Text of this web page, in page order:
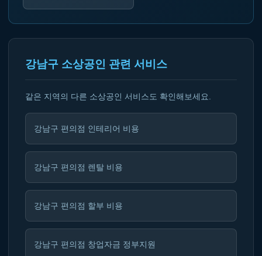
강남구 소상공인 관련 서비스
같은 지역의 다른 소상공인 서비스도 확인해보세요.
강남구 편의점 인테리어 비용
강남구 편의점 렌탈 비용
강남구 편의점 할부 비용
강남구 편의점 창업자금 정부지원